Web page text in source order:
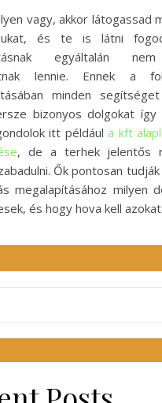
vagy, akkor látogassad
és te is látni
egyáltalán
lennie. Ennek a
minden
bizonyos dolgokat így
itt példáula kft
, de a terhek jelentős
Ők pontosan
megalapításához milyen
és hogy hova kell